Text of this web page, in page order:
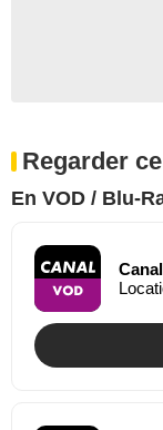
Regarder
En VOD / Blu-